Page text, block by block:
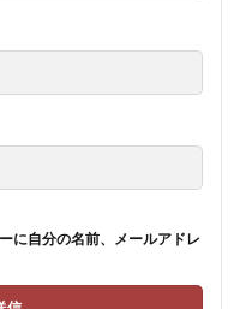
に自分の名前、メールアドレ